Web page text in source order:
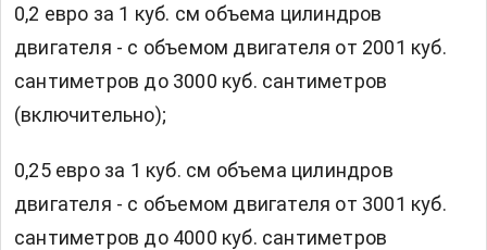
0,2 евро за 1 куб. см объема цилиндров
двигателя - с объемом двигателя от 2001 куб.
сантиметров до 3000 куб. сантиметров
(включительно);
0,25 евро за 1 куб. см объема цилиндров
двигателя - с объемом двигателя от 3001 куб.
сантиметров до 4000 куб. сантиметров